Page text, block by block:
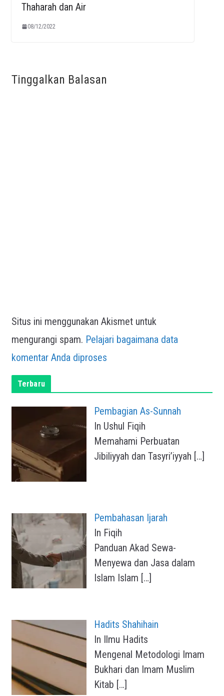
Thaharah dan Air
08/12/2022
Tinggalkan Balasan
Situs ini menggunakan Akismet untuk
mengurangi spam. Pelajari bagaimana data
komentar Anda diproses
Terbaru
Pembagian As-Sunnah
In Ushul Fiqih
Memahami Perbuatan
Jibiliyyah dan Tasyri’iyyah […]
Pembahasan Ijarah
In Fiqih
Panduan Akad Sewa-
Menyewa dan Jasa dalam
Islam Islam […]
Hadits Shahihain
In Ilmu Hadits
Mengenal Metodologi Imam
Bukhari dan Imam Muslim
Kitab […]